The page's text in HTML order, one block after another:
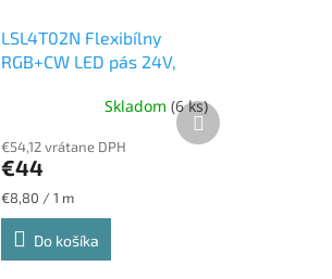
LSL4T02N Flexibílny
RGB+CW LED pás 24V,
9W/m, 60led/mSkladom (6 ks)
€54,12 vrátane DPH
€44
Jednotková
cena:
€8,80 / 1 m
Do košíka
Ďalší
produkt